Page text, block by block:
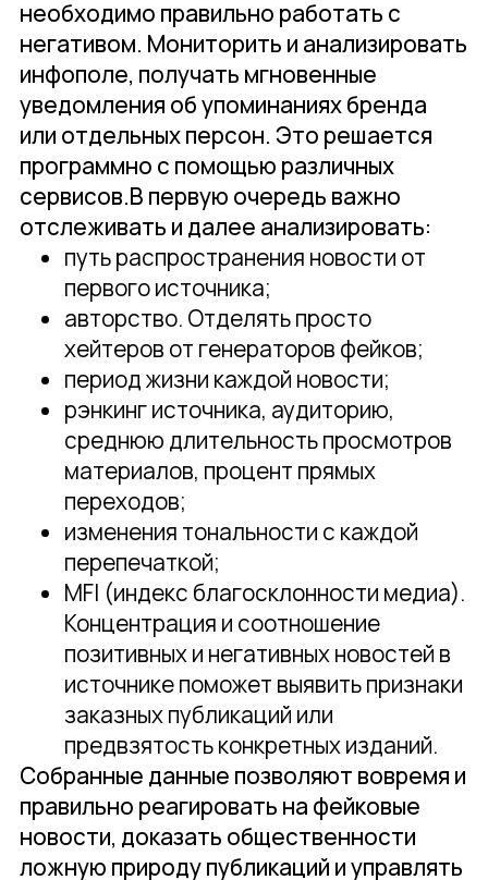
необходимо правильно работать с
негативом. Мониторить и анализировать
инфополе, получать мгновенные
уведомления об упоминаниях бренда
или отдельных персон. Это решается
программно с помощью различных
сервисов.В первую очередь важно
отслеживать и далее анализировать:
путь распространения новости от
первого источника;
авторство. Отделять просто
хейтеров от генераторов фейков;
период жизни каждой новости;
рэнкинг источника, аудиторию,
среднюю длительность просмотров
материалов, процент прямых
переходов;
изменения тональности с каждой
перепечаткой;
MFI (индекс благосклонности медиа).
Концентрация и соотношение
позитивных и негативных новостей в
источнике поможет выявить признаки
заказных публикаций или
предвзятость конкретных изданий.
Собранные данные позволяют вовремя и
правильно реагировать на фейковые
новости, доказать общественности
ложную природу публикаций и управлять